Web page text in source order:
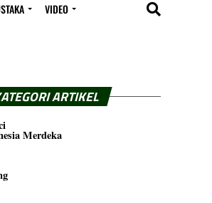
VIDEO
ARTIKEL
Merdeka